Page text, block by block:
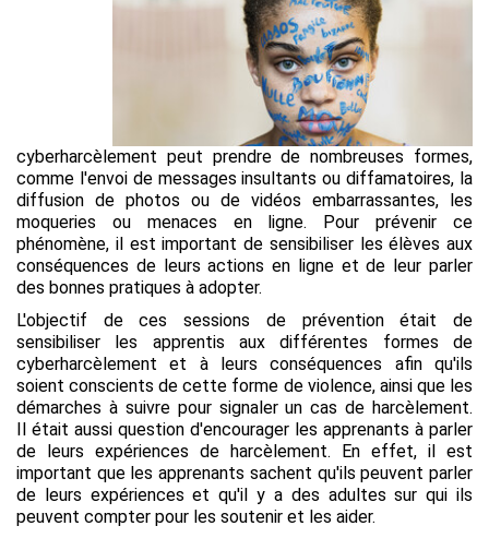
cyberharcèlement peut prendre de nombreuses formes,
comme l'envoi de messages insultants ou diffamatoires, la
diffusion de photos ou de vidéos embarrassantes, les
moqueries ou menaces en ligne.
Pour prévenir ce
phénomène, il est important de sensibiliser les élèves aux
conséquences de leurs actions en ligne et de leur parler
des bonnes pratiques à adopter.
L'objectif de ces sessions de prévention était de
sensibiliser les apprentis aux différentes formes de
cyberharcèlement et à leurs conséquences afin qu'ils
soient conscients de cette forme de violence, ainsi que les
démarches à suivre pour signaler un cas de harcèlement.
Il était aussi question d'encourager les apprenants à parler
de leurs expériences de harcèlement.
En effet, il est
important que les apprenants sachent qu'ils peuvent parler
de leurs expériences et qu'il y a des adultes sur qui ils
peuvent compter pour les soutenir et les aider.